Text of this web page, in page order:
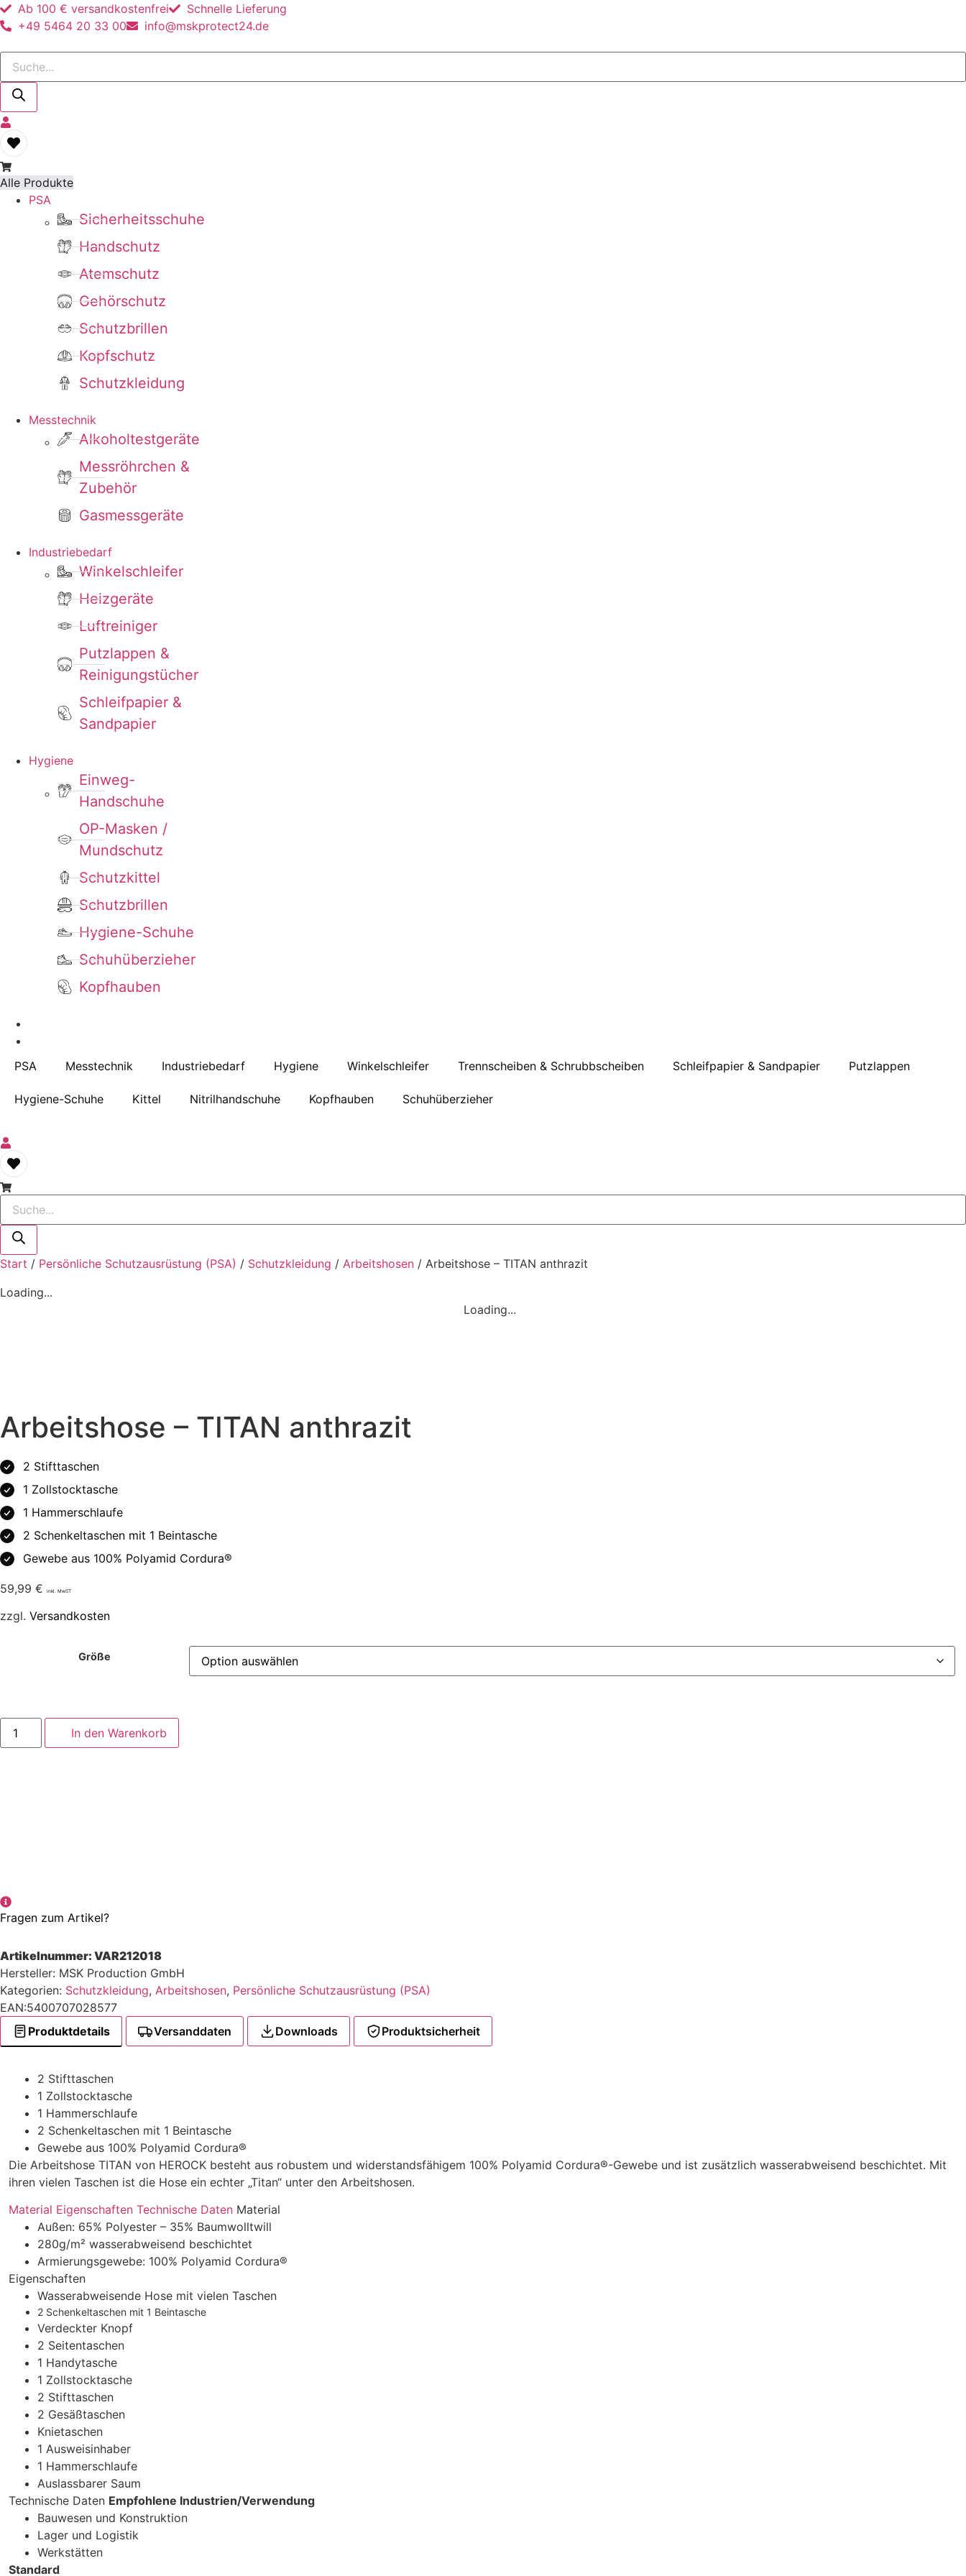
Ab 100 € versandkostenfrei
Schnelle Lieferung
+49 5464 20 33 00
info@mskprotect24.de
Products
search
Alle Produkte
PSA
Sicherheitsschuhe
Handschutz
Atemschutz
Gehörschutz
Schutzbrillen
Kopfschutz
Schutzkleidung
Messtechnik
Alkoholtestgeräte
Messröhrchen &
Zubehör
Gasmessgeräte
Industriebedarf
Winkelschleifer
Heizgeräte
Luftreiniger
Putzlappen &
Reinigungstücher
Schleifpapier &
Sandpapier
Hygiene
Einweg-
Handschuhe
OP-Masken /
Mundschutz
Schutzkittel
Schutzbrillen
Hygiene-Schuhe
Schuhüberzieher
Kopfhauben
PSA Messtechnik Industriebedarf Hygiene Winkelschleifer Trennscheiben & Schrubbscheiben Schleifpapier & Sandpapier Putzlappen
Hygiene-Schuhe Kittel Nitrilhandschuhe Kopfhauben Schuhüberzieher
Products
search
Start / Persönliche Schutzausrüstung (PSA) / Schutzkleidung / Arbeitshosen / Arbeitshose – TITAN anthrazit
Loading...
Loading...
Arbeitshose – TITAN anthrazit
2 Stifttaschen
1 Zollstocktasche
1 Hammerschlaufe
2 Schenkeltaschen mit 1 Beintasche
Gewebe aus 100% Polyamid Cordura®
59,99 € inkl. MwST
zzgl. Versandkosten
Größe
Arbeitshose
TITAN
In den Warenkorb
Fragen zum Artikel?
Artikelnummer: VAR212018
Kategorien: Schutzkleidung, Arbeitshosen, Persönliche Schutzausrüstung (PSA)
Hersteller: MSK Production GmbH
EAN:5400707028577
Produktdetails
Versanddaten Downloads Produktsicherheit
2 Stifttaschen
1 Zollstocktasche
1 Hammerschlaufe
2 Schenkeltaschen mit 1 Beintasche
Gewebe aus 100% Polyamid Cordura®
Die Arbeitshose TITAN von HEROCK besteht aus robustem und widerstandsfähigem 100% Polyamid Cordura®-Gewebe und ist zusätzlich wasserabweisend beschichtet. Mit
ihren vielen Taschen ist die Hose ein echter „Titan“ unter den Arbeitshosen.
Material Eigenschaften Technische Daten Material
Außen: 65% Polyester – 35% Baumwolltwill
280g/m² wasserabweisend beschichtet
Armierungsgewebe: 100% Polyamid Cordura®
Eigenschaften
Wasserabweisende Hose mit vielen Taschen
2 Schenkeltaschen mit 1 Beintasche
Verdeckter Knopf
2 Seitentaschen
1 Handytasche
1 Zollstocktasche
2 Stifttaschen
2 Gesäßtaschen
Knietaschen
1 Ausweisinhaber
1 Hammerschlaufe
Auslassbarer Saum
Technische Daten Empfohlene Industrien/Verwendung
Bauwesen und Konstruktion
Lager und Logistik
Werkstätten
Standard